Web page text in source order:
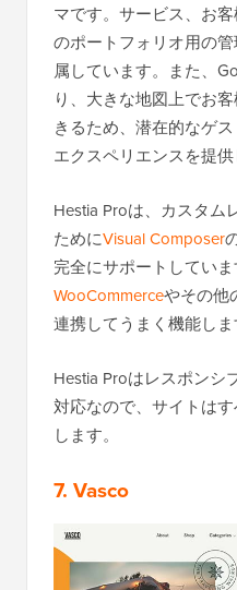
マです。サービス、お
のポートフォリオ用の
属しています。また、
り、大きな地図上でお
きるため、潜在的なゲ
エクスペリエンスを提供
Hestia Proは、カスタム
ためにVisual Composer
完全にサポートしてい
WooCommerceやその他
連携してうまく機能しま
Hestia Proはレスポンシ
対応なので、サイトは
します。
7. Vasco